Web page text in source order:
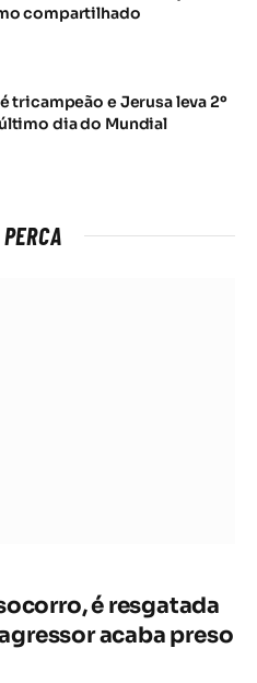
compartilhado
tricampeão e Jerusa leva 2º
dia do Mundial
é resgatada
acaba preso